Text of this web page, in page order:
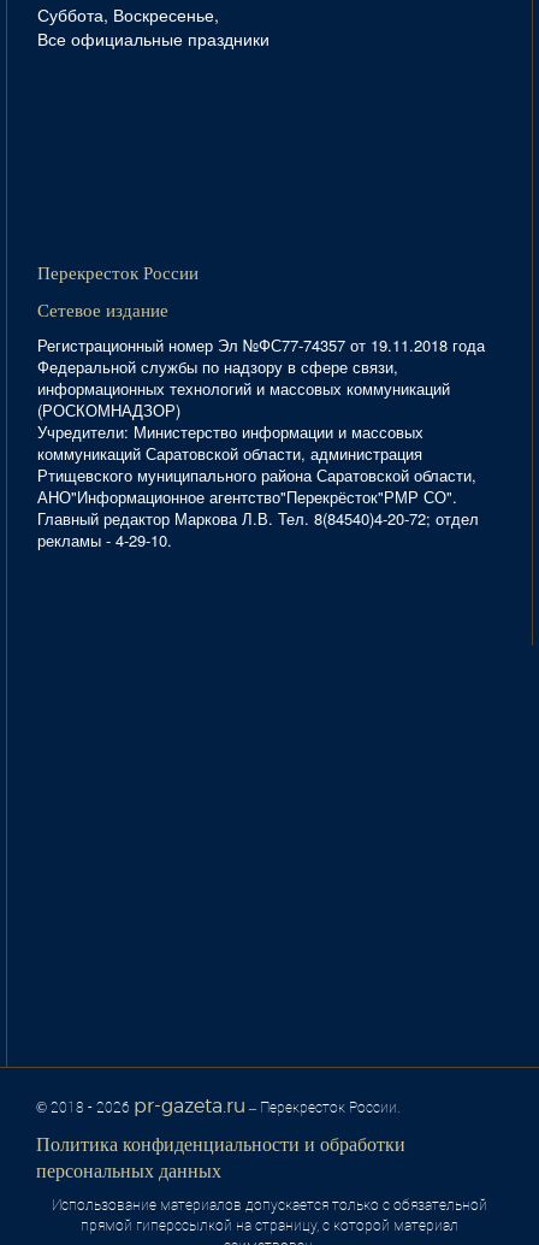
Суббота, Воскресенье,
Все официальные праздники
Перекресток России
Сетевое издание
Регистрационный номер Эл №ФС77-74357 от 19.11.2018 года
Федеральной службы по надзору в сфере связи,
информационных технологий и массовых коммуникаций
(РОСКОМНАДЗОР)
Учредители: Министерство информации и массовых
коммуникаций Саратовской области, администрация
Ртищевского муниципального района Саратовской области,
АНО"Информационное агентство"Перекрёсток"РМР СО".
Главный редактор Маркова Л.В. Тел. 8(84540)4-20-72; отдел
рекламы - 4-29-10.
© 2018 - 2026 pr-gazeta.ru – Перекресток России.
Политика конфиденциальности и обработки
персональных данных
Использование материалов допускается только с обязательной
прямой гиперссылкой на страницу, с которой материал